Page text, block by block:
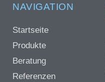
NAVIGATION
Startseite
Produkte
Beratung
Referenzen